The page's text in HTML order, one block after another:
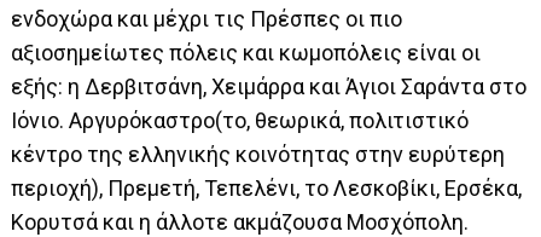
ενδοχώρα και μέχρι τις Πρέσπες οι πιο
αξιοσημείωτες πόλεις και κωμοπόλεις είναι οι
εξής: η Δερβιτσάνη, Χειμάρρα και Άγιοι Σαράντα στο
Ιόνιο. Αργυρόκαστρο(το, θεωρικά, πολιτιστικό
κέντρο της ελληνικής κοινότητας στην ευρύτερη
περιοχή), Πρεμετή, Τεπελένι, το Λεσκοβίκι, Ερσέκα,
Κορυτσά και η άλλοτε ακμάζουσα Μοσχόπολη.